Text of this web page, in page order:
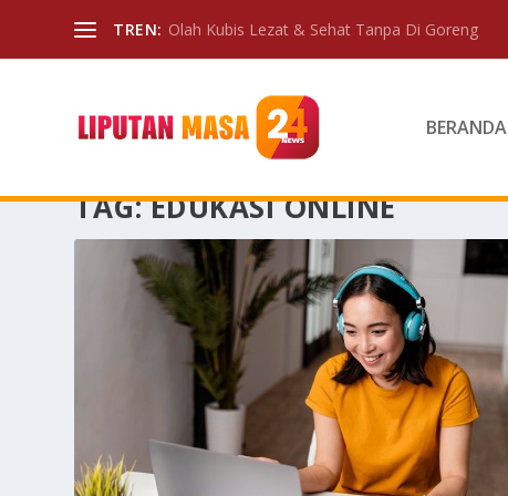
TREN: Olah Kubis Lezat & Sehat Tanpa Di Goreng
BERANDA
TAG:EDUKASI ONLINE